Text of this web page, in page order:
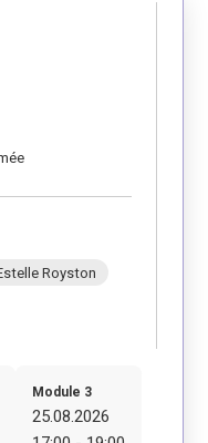
Royston
Module 3
25.08.2026